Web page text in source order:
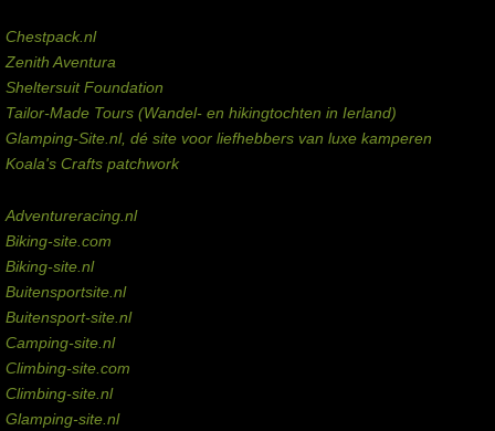
Chestpack.nl
Zenith Aventura
Sheltersuit Foundation
Tailor-Made Tours (Wandel- en hikingtochten in Ierland)
Glamping-Site.nl, dé site voor liefhebbers van luxe kamperen
Koala's Crafts patchwork
Adventureracing.nl
Biking-site.com
Biking-site.nl
Buitensportsite.nl
Buitensport-site.nl
Camping-site.nl
Climbing-site.com
Climbing-site.nl
Glamping-site.nl